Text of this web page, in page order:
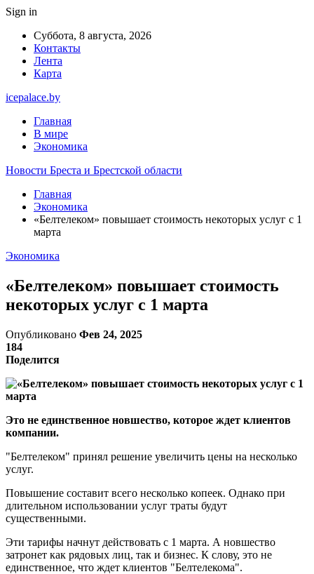
Sign in
Суббота, 8 августа, 2026
Контакты
Лента
Карта
icepalace.by
Главная
В мире
Экономика
Новости Бреста и Брестской области
Главная
Экономика
«Белтелеком» повышает стоимость некоторых услуг с 1
марта
Экономика
«Белтелеком» повышает стоимость
некоторых услуг с 1 марта
Опубликовано Фев 24, 2025
184
Поделится
Это не единственное новшество, которое ждет клиентов
компании.
"Белтелеком" принял решение увеличить цены на несколько
услуг.
Повышение составит всего несколько копеек. Однако при
длительном использовании услуг траты будут
существенными.
Эти тарифы начнут действовать с 1 марта. А новшество
затронет как рядовых лиц, так и бизнес. К слову, это не
единственное, что ждет клиентов "Белтелекома".